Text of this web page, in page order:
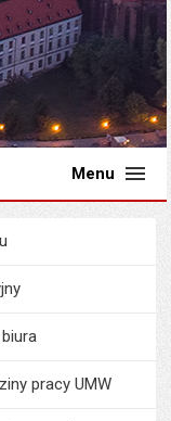
Menu
Miejski
pracy UMW